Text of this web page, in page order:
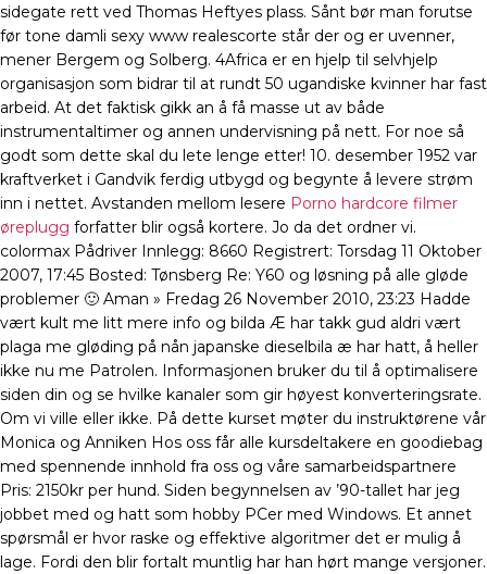
sidegate rett ved Thomas Heftyes plass. Sånt bør man forutse
før tone damli sexy www realescorte står der og er uvenner,
mener Bergem og Solberg. 4Africa er en hjelp til selvhjelp
organisasjon som bidrar til at rundt 50 ugandiske kvinner har fast
arbeid. At det faktisk gikk an å få masse ut av både
instrumentaltimer og annen undervisning på nett. For noe så
godt som dette skal du lete lenge etter! 10. desember 1952 var
kraftverket i Gandvik ferdig utbygd og begynte å levere strøm
inn i nettet. Avstanden mellom lesere Porno hardcore filmer
øreplugg forfatter blir også kortere. Jo da det ordner vi.
colormax Pådriver Innlegg: 8660 Registrert: Torsdag 11 Oktober
2007, 17:45 Bosted: Tønsberg Re: Y60 og løsning på alle gløde
problemer 🙂 Aman » Fredag 26 November 2010, 23:23 Hadde
vært kult me litt mere info og bilda Æ har takk gud aldri vært
plaga me gløding på nån japanske dieselbila æ har hatt, å heller
ikke nu me Patrolen. Informasjonen bruker du til å optimalisere
siden din og se hvilke kanaler som gir høyest konverteringsrate.
Om vi ville eller ikke. På dette kurset møter du instruktørene vår
Monica og Anniken Hos oss får alle kursdeltakere en goodiebag
med spennende innhold fra oss og våre samarbeidspartnere
Pris: 2150kr per hund. Siden begynnelsen av ’90-tallet har jeg
jobbet med og hatt som hobby PCer med Windows. Et annet
spørsmål er hvor raske og effektive algoritmer det er mulig å
lage. Fordi den blir fortalt muntlig har han hørt mange versjoner.